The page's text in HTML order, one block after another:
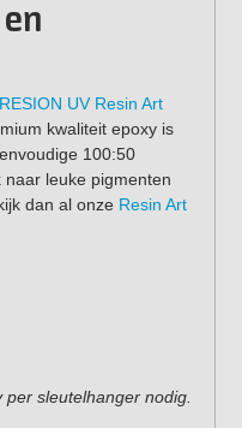
RESION UV Resin Art
kwaliteit epoxy is
100:50
leuke pigmenten
dan al onze Resin Art
sleutelhanger nodig.